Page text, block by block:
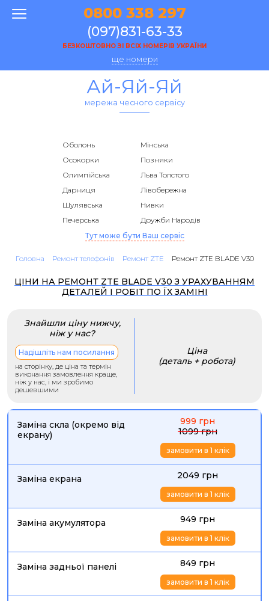
0800 338 297
(097)831-63-33
БЕЗКОШТОВНО ЗІ ВСІХ НОМЕРІВ УКРАЇНИ
ще номери
Ай-Яй-Яй
мережа чесного сервісу
Оболонь
Мінська
Осокорки
Позняки
Олимпійська
Льва Толстого
Дарниця
Лівобережна
Шулявська
Нивки
Печерська
Дружби Народів
Тут може бути Ваш сервіс
Головна Ремонт телефонів Ремонт ZTE Ремонт ZTE BLADE V30
ЦІНИ НА РЕМОНТ ZTE BLADE V30 З УРАХУВАННЯМ
ДЕТАЛЕЙ І РОБІТ ПО ЇХ ЗАМІНІ
Знайшли ціну нижчу,
ніж у нас?
Надішліть нам посилання
на сторінку, де ціна та термін
виконання замовлення краще,
ніж у нас, і ми зробимо
дешевшими
Ціна
(деталь + робота)
Заміна скла (окремо від
екрану)
999 грн
1099 грн
замовити в 1 клік
Заміна екрана 2049 грн
замовити в 1 клік
Заміна акумулятора 949 грн
замовити в 1 клік
Заміна задньої панелі 849 грн
замовити в 1 клік